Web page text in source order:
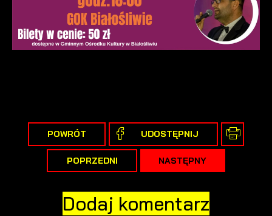
POWRÓT UDOSTĘPNIJ
POPRZEDNI NASTĘPNY
Dodaj komentarz